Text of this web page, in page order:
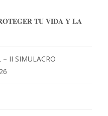
𝐓𝐔 𝐕𝐈𝐃𝐀 𝐘 𝐋𝐀
– II SIMULACRO